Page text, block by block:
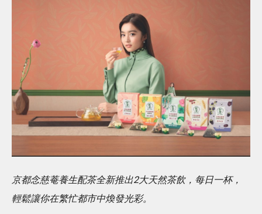
京都念慈菴養生配茶全新推出2大天然茶飲，每日一杯，
輕鬆讓你在繁忙都市中煥發光彩。